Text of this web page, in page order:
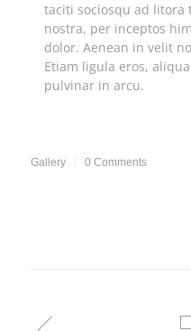
taciti sociosqu ad
nostra, per inceptos
dolor. Aenean in velit
Etiam ligula eros,
pulvinar in arcu.
Gallery 0 Comments